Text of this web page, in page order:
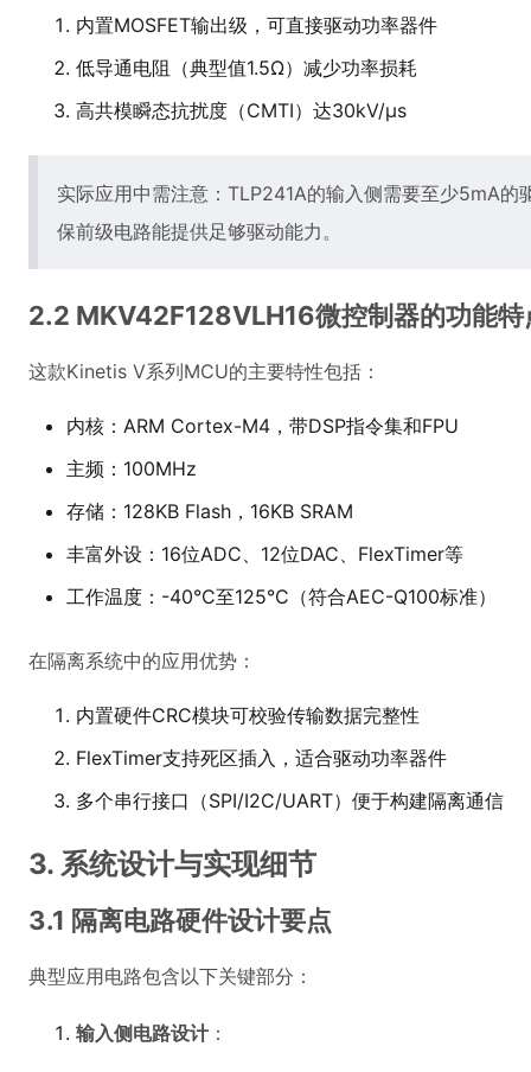
内置MOSFET输出级，可直接驱动功率器件
低导通电阻（典型值1.5Ω）减少功率损耗
高共模瞬态抗扰度（CMTI）达30kV/μs
实际应用中需注意：TLP241A的输入侧需要至少5mA的
保前级电路能提供足够驱动能力。
2.2 MKV42F128VLH16微控制器的功能特
这款Kinetis V系列MCU的主要特性包括：
内核：ARM Cortex-M4，带DSP指令集和FPU
主频：100MHz
存储：128KB Flash，16KB SRAM
丰富外设：16位ADC、12位DAC、FlexTimer等
工作温度：-40°C至125°C（符合AEC-Q100标准）
在隔离系统中的应用优势：
内置硬件CRC模块可校验传输数据完整性
FlexTimer支持死区插入，适合驱动功率器件
多个串行接口（SPI/I2C/UART）便于构建隔离通信
3. 系统设计与实现细节
3.1 隔离电路硬件设计要点
典型应用电路包含以下关键部分：
输入侧电路设计：